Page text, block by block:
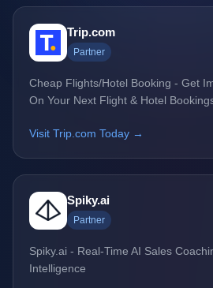
Trip.com
Partner
Cheap Flights/Hotel Booking - Get
On Your Next Flight & Hotel
Visit Trip.com Today →
Spiky.ai
Partner
Spiky.ai - Real-Time AI Sales
Intelligence